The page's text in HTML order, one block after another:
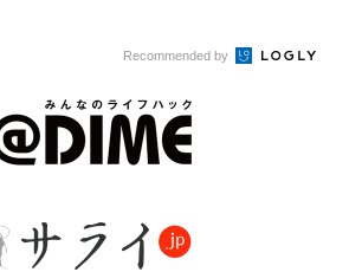
Recommended by